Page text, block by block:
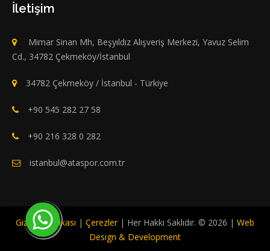
İletişim
Mimar Sinan Mh, Beşyıldız Alışveriş Merkezi, Yavuz Selim
Cd., 34782 Çekmeköy/İstanbul
34782 Çekmeköy / İstanbul - Türkiye
+90 545 282 27 58
+90 216 328 0 282
istanbul@ataspor.com.tr
Gizlilik Politikası | Çerezler| Her Hakkı Saklıdır. © 2026 | Web
Design & Development